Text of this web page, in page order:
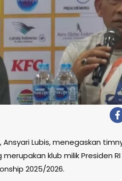
Ansyari Lubis, menegaskan
klub milik Presiden
2025/2026.